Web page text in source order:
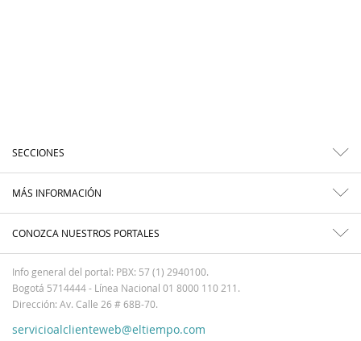
SECCIONES
MÁS INFORMACIÓN
CONOZCA NUESTROS PORTALES
Info general del portal: PBX: 57 (1) 2940100.
Bogotá 5714444 - Línea Nacional 01 8000 110 211.
Dirección: Av. Calle 26 # 68B-70.
servicioalclienteweb@eltiempo.com